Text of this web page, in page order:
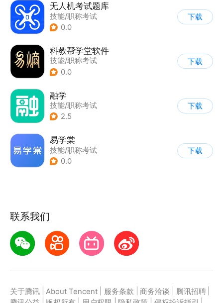
无人机考试题库
技能/职称考试
0.0
下载
科教帮学堂软件
技能/职称考试
0.0
下载
融学
技能/职称考试
2.5
下载
易学棠
技能/职称考试
0.0
下载
联系我们
关于腾讯 About Tencent 服务条款 商务洽谈 腾讯招聘